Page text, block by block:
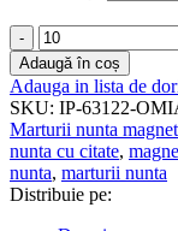
Cantitate
Marturii
magneti
personalizati
nunta
-
MCRN-
06
Adaugă în coș
Adauga in lista de
SKU: IP-63122-
Marturii nunta
nunta cu citate,
nunta, marturii nunta
Distribuie pe: